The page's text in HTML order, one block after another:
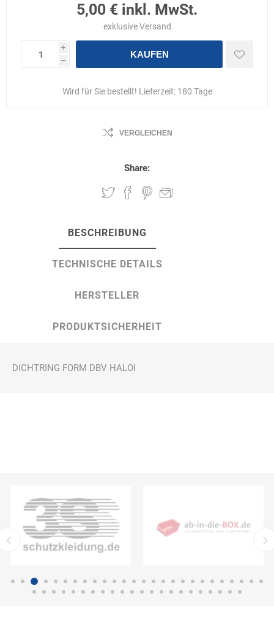
5,00 € inkl. MwSt.
exklusiveVersand
i
h
KAUFEN
Wird für Sie bestellt! Lieferzeit: 180 Tage
VERGLEICHEN
Share:
BESCHREIBUNG
TECHNISCHE DETAILS
HERSTELLER
PRODUKTSICHERHEIT
DICHTRING FORM DBV HALOI